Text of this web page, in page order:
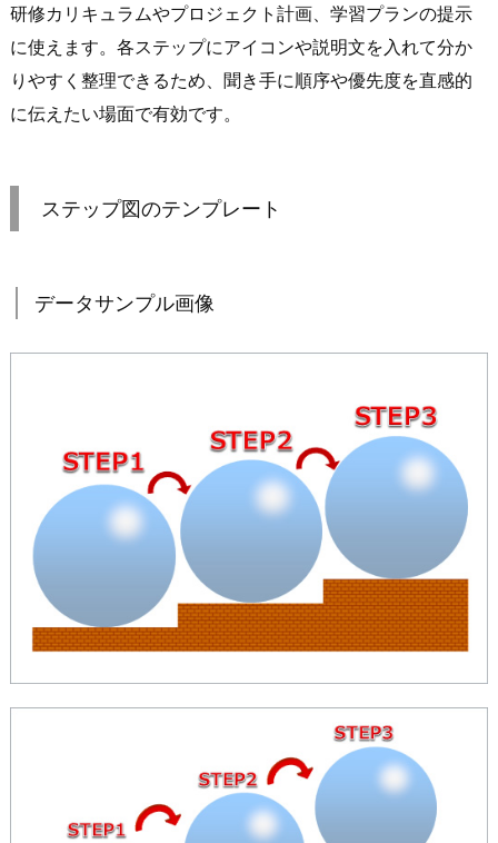
研修カリキュラムやプロジェクト計画、学習プランの提示
に使えます。各ステップにアイコンや説明文を入れて分か
りやすく整理できるため、聞き手に順序や優先度を直感的
に伝えたい場面で有効です。
ステップ図のテンプレート
データサンプル画像